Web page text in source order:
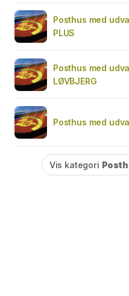
Posthus med
PLUS
Posthus med
LØVBJERG
Posthus med
Vis kategori